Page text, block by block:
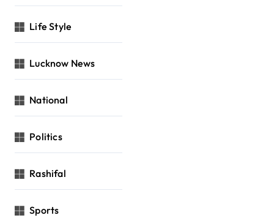
Life Style
Lucknow News
National
Politics
Rashifal
Sports